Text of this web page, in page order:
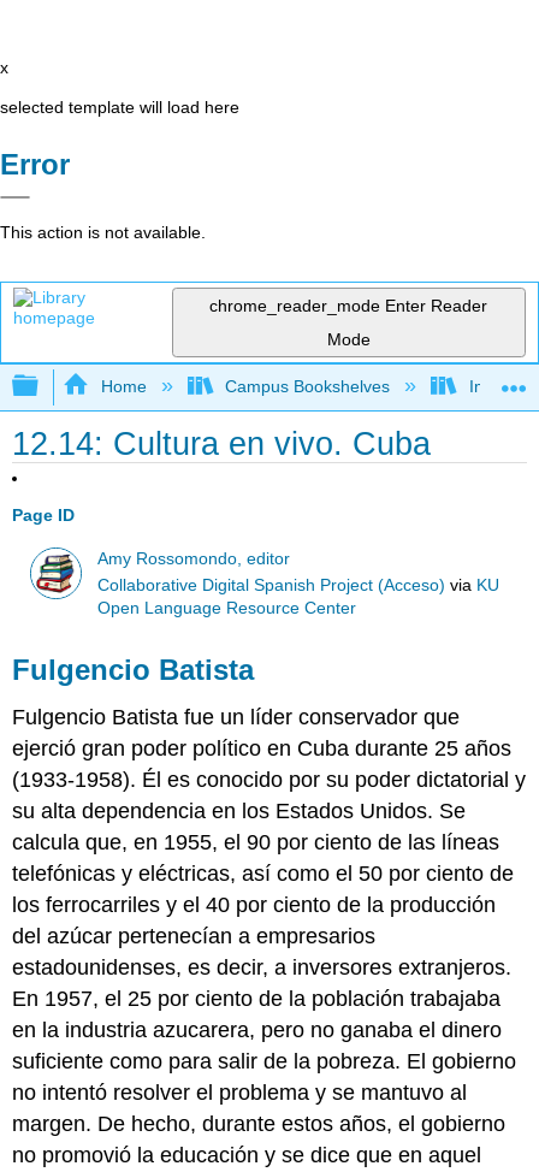
x
selected template will load here
Error
This action is not available.
chrome_reader_mode Enter Reader
Mode
Expand/collapse global hierarchy
Home Campus Bookshelves Imperial
12.14: Cultura en vivo. Cuba
Page ID
Amy Rossomondo, editor
Collaborative Digital Spanish Project (Acceso) via KU
Open Language Resource Center
Fulgencio Batista
Fulgencio Batista fue un líder conservador que
ejerció gran poder político en Cuba durante 25 años
(1933-1958). Él es conocido por su poder dictatorial y
su alta dependencia en los Estados Unidos. Se
calcula que, en 1955, el 90 por ciento de las líneas
telefónicas y eléctricas, así como el 50 por ciento de
los ferrocarriles y el 40 por ciento de la producción
del azúcar pertenecían a empresarios
estadounidenses, es decir, a inversores extranjeros.
En 1957, el 25 por ciento de la población trabajaba
en la industria azucarera, pero no ganaba el dinero
suficiente como para salir de la pobreza. El gobierno
no intentó resolver el problema y se mantuvo al
margen. De hecho, durante estos años, el gobierno
no promovió la educación y se dice que en aquel